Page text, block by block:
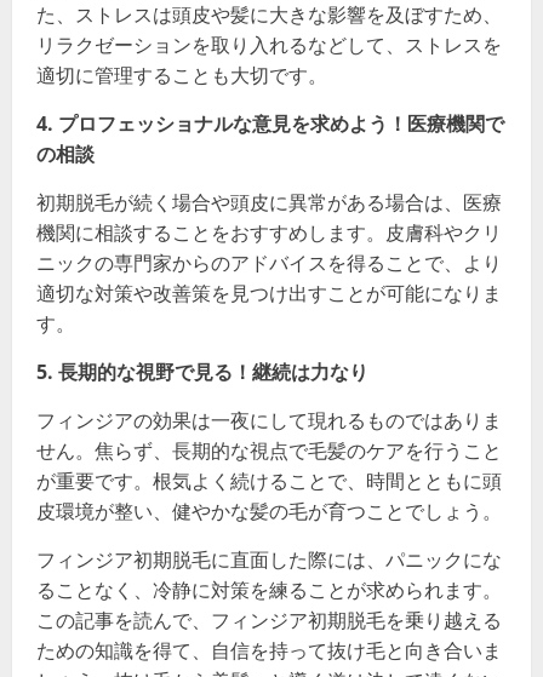
た、ストレスは頭皮や髪に大きな影響を及ぼすため、
リラクゼーションを取り入れるなどして、ストレスを
適切に管理することも大切です。
4. プロフェッショナルな意見を求めよう！医療機関で
の相談
初期脱毛が続く場合や頭皮に異常がある場合は、医療
機関に相談することをおすすめします。皮膚科やクリ
ニックの専門家からのアドバイスを得ることで、より
適切な対策や改善策を見つけ出すことが可能になりま
す。
5. 長期的な視野で見る！継続は力なり
フィンジアの効果は一夜にして現れるものではありま
せん。焦らず、長期的な視点で毛髪のケアを行うこと
が重要です。根気よく続けることで、時間とともに頭
皮環境が整い、健やかな髪の毛が育つことでしょう。
フィンジア初期脱毛に直面した際には、パニックにな
ることなく、冷静に対策を練ることが求められます。
この記事を読んで、フィンジア初期脱毛を乗り越える
ための知識を得て、自信を持って抜け毛と向き合いま